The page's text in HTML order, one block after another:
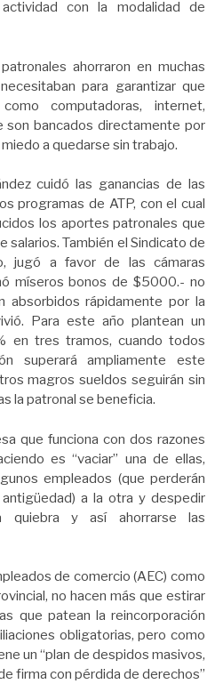
con la modalidad de
ahorraron en muchas
para garantizar que
computadoras, internet,
son bancados directamente por
a quedarse sin trabajo.
cuidó las ganancias de las
programas de ATP, con el cual
los aportes patronales que
salarios. También el Sindicato de
jugó a favor de las cámaras
míseros bonos de $5000.- no
absorbidos rápidamente por la
Para este año plantean un
en tres tramos, cuando todos
superará ampliamente este
magros sueldos seguirán sin
la patronal se beneficia.
que funciona con dos razones
es “vaciar” una de ellas,
empleados (que perderán
a la otra y despedir
y así ahorrarse las
de comercio (AEC) como
no hacen más que estirar
que patean la reincorporación
obligatorias, pero como
un “plan de despidos masivos,
firma con pérdida de derechos”